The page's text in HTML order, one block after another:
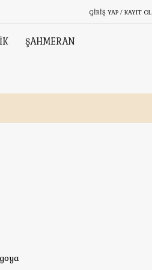
GIRIŞ YAP / KAYIT OL
ŞAHMERAN